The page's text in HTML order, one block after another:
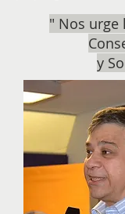
" Nos urge
y